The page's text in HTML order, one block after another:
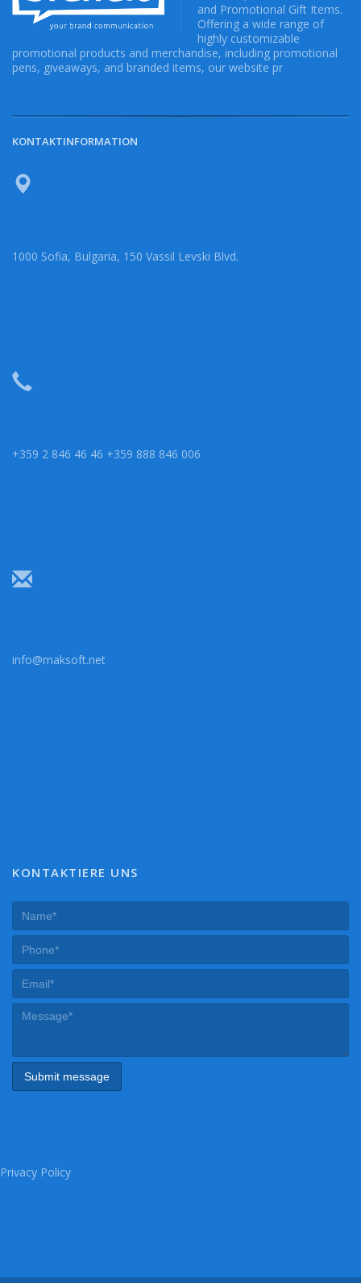
and Promotional Gift Items.
Offering a wide range of
highly customizable
promotional products and merchandise, including promotional
pens, giveaways, and branded items, our website pr
KONTAKTINFORMATION
1000 Sofia, Bulgaria, 150 Vassil Levski Blvd.
+359 2 846 46 46 +359 888 846 006
info@maksoft.net
KONTAKTIERE UNS
Privacy Policy